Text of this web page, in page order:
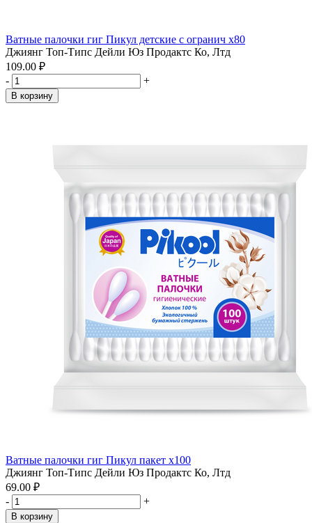
Ватные палочки гиг Пикул детские с огранич x80
Джиянг Топ-Типс Дейли Юз Продактс Ко, Лтд
109.00 ₽
-
+
В корзину
Ватные палочки гиг Пикул пакет x100
Джиянг Топ-Типс Дейли Юз Продактс Ко, Лтд
69.00 ₽
-
+
В корзину